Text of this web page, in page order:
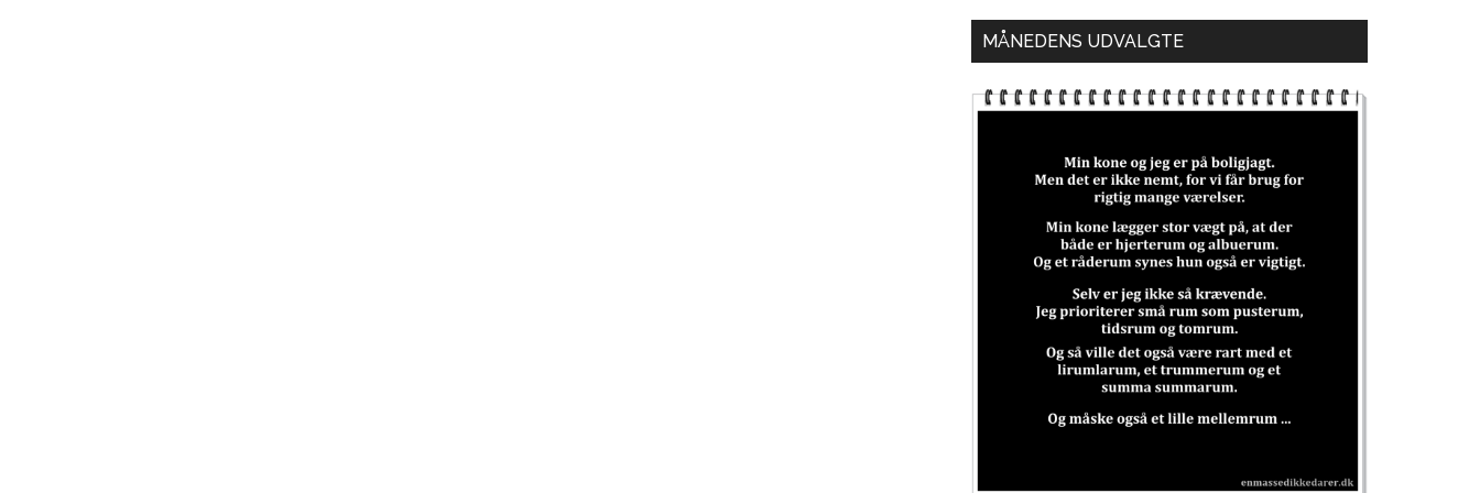
MÅNEDENS UDVALGTE